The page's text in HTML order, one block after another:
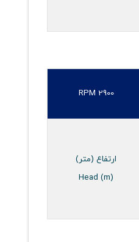
RPM 2900
ارتفاع (متر)
Head (m)